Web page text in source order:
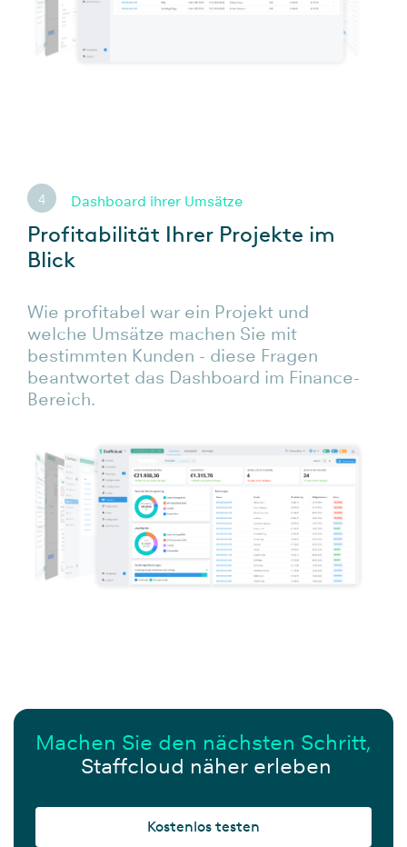
4 Dashboard ihrer Umsätze
Profitabilität Ihrer Projekte im
Blick
Wie profitabel war ein Projekt und
welche Umsätze machen Sie mit
bestimmten Kunden - diese Fragen
beantwortet das Dashboard im Finance-
Bereich.
Machen Sie den nächsten Schritt,
Staffcloud näher erleben
Kostenlos testen